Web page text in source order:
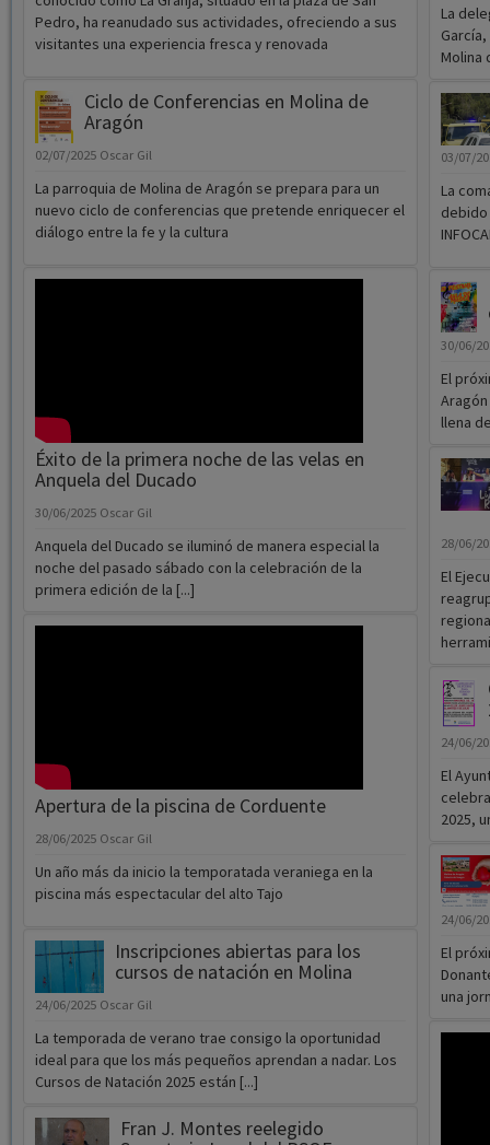
Ciclo de Conferencias en Molina de
Aragón
La parroquia de Molina de Aragón se prepara para un
nuevo ciclo de conferencias que pretende enriquecer el
diálogo entre la fe y la cultura
30/06/2025
Anquela del Ducado se iluminó de manera especial la
noche del pasado sábado con la celebración de la
primera edición de la [...]
Un año más da inicio la temporatada veraniega en la
piscina más espectacular del alto Tajo
Inscripciones abiertas para los
cursos de natación en Molina
La temporada de verano trae consigo la oportunidad
ideal para que los más pequeños aprendan a nadar. Los
Cursos de Natación 2025 están [...]
Fran J. Montes reelegido
Secretario Local del PSOE en
Molina de Aragón
23/06/2025 Oscar Gil
La
debido
El
llena
28/06/
El
El
2025,
El
una